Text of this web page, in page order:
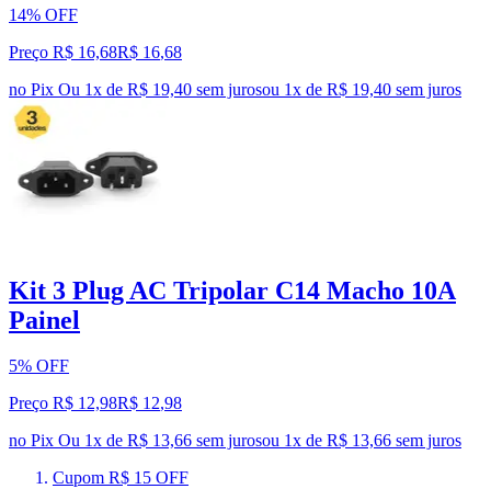
14% OFF
Preço R$ 16,68R$ 16,68
no Pix Ou 1x de R$ 19,40 sem jurosou 1x de R$ 19,40 sem juros
Kit 3 Plug AC Tripolar C14 Macho 10A
Painel
5% OFF
Preço R$ 12,98R$ 12,98
no Pix Ou 1x de R$ 13,66 sem jurosou 1x de R$ 13,66 sem juros
Cupom R$ 15 OFF